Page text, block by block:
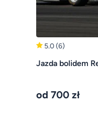
5.0(6)
Jazda bolidem
od 700 zł